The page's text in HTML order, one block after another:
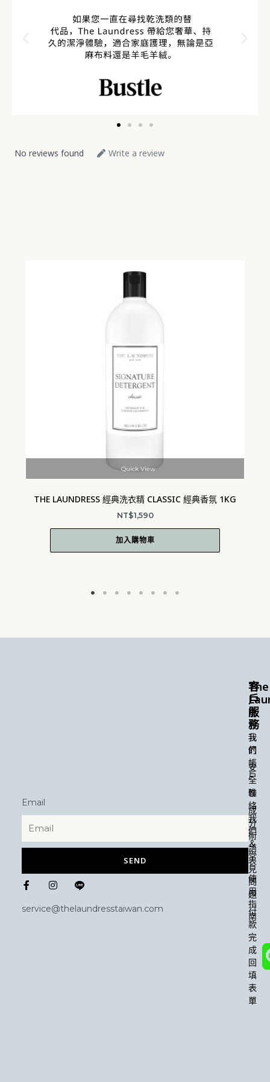
No reviews found Write a review
Quick View
THE LAUNDRESS 經典洗衣精 CLASSIC 經典香氛 1KG
NT$1,590
加入購物車
The
關
於
我
們
安
全
性
成
分
術
語
表
使
用
指
南
客
戶
服
務
我
的
帳
戶
聯
絡
我
們
＆
常
見
問
題
付
款
完
成
回
填
表
單
Email
SEND
F
a
e
I
n
t
a
service@thelaundresstaiwan.com